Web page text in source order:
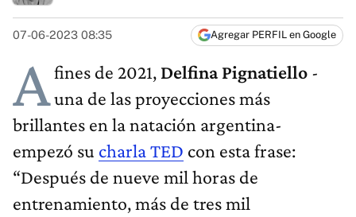
07-06-2023 08:35 Agregar PERFIL en Google
Afines de 2021, Delfina Pignatiello -
una de las proyecciones más
brillantes en la natación argentina-
empezó su charla TED con esta frase:
“Después de nueve mil horas de
entrenamiento, más de tres mil